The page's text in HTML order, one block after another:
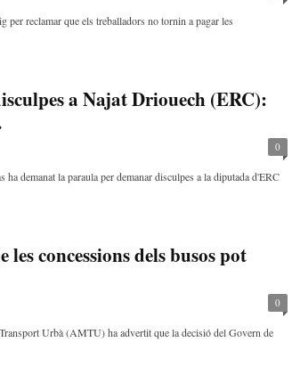
reclamar que els treballadors no tornin a pagar les
a Najat Driouech (ERC):
0
demanat la paraula per demanar disculpes a la diputada d'ERC
concessions dels busos pot
0
Urbà (AMTU) ha advertit que la decisió del Govern de